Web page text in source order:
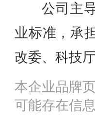
公司主
业标准，承
改委、科技
本企业品牌
可能存在信